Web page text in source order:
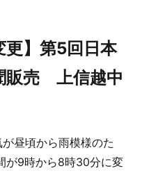
更】第5回日本
販売 上信越中
昼頃から雨模様のた
が9時から8時30分に変